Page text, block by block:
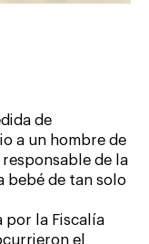
de
a un hombre de
de la
bebé de tan solo
por la Fiscalía
el